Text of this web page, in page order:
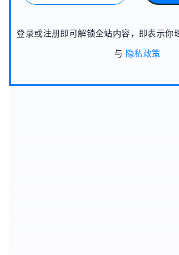
登录或注册即可解锁全站内容，即表示你
与 隐私政策